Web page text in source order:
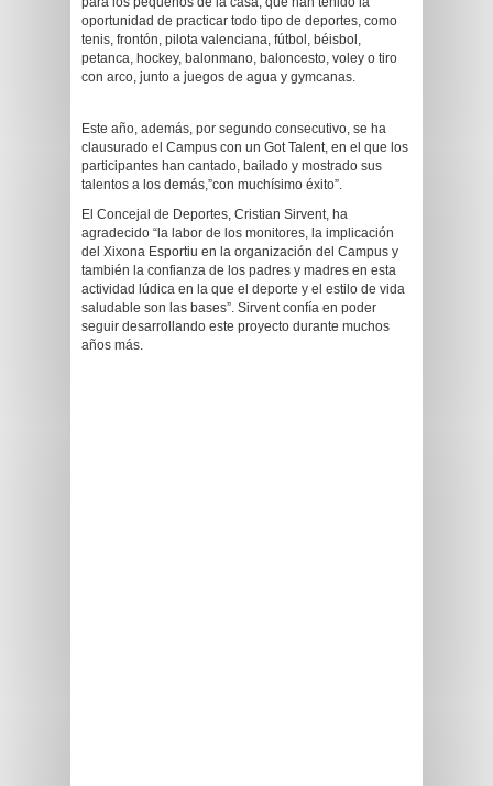
oportunidad de practicar todo tipo de deportes, como
tenis, frontón, pilota valenciana, fútbol, béisbol,
petanca, hockey, balonmano, baloncesto, voley o tiro
con arco, junto a juegos de agua y gymcanas.
Este año, además, por segundo consecutivo, se ha
clausurado el Campus con un Got Talent, en el que los
participantes han cantado, bailado y mostrado sus
talentos a los demás,”con muchísimo éxito”.
El Concejal de Deportes, Cristian Sirvent, ha
agradecido “la labor de los monitores, la implicación
del Xixona Esportiu en la organización del Campus y
también la confianza de los padres y madres en esta
actividad lúdica en la que el deporte y el estilo de vida
saludable son las bases”. Sirvent confía en poder
seguir desarrollando este proyecto durante muchos
años más.